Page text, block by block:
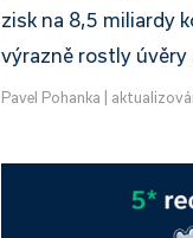
zisk na 8,5 miliardy
výrazně rostly úvěry
Pavel Pohanka